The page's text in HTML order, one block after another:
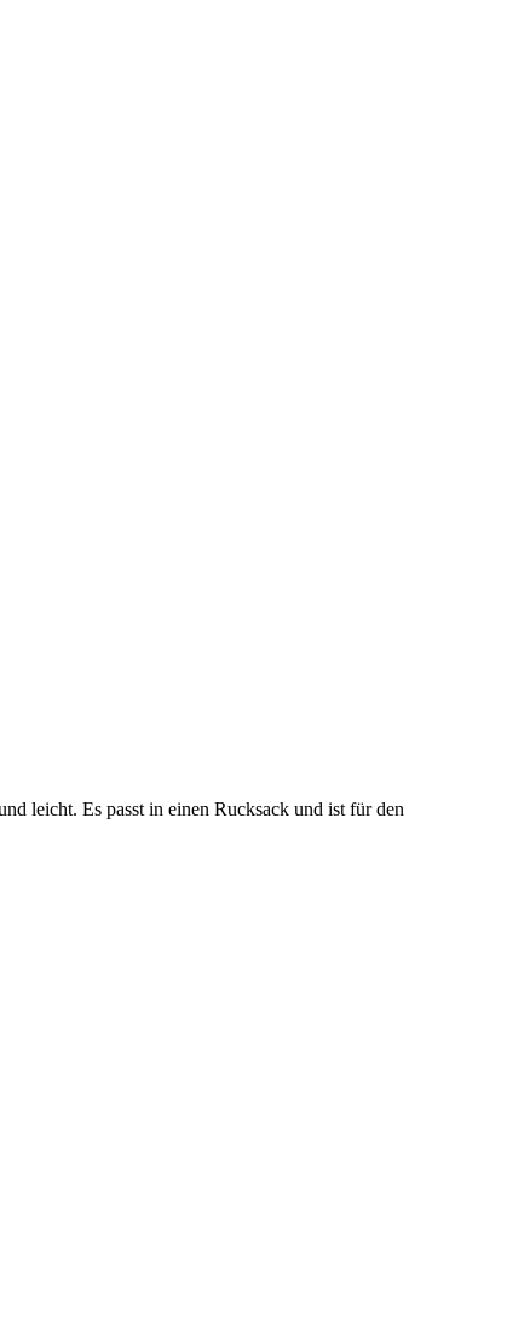
leicht. Es passt in einen Rucksack und ist für den